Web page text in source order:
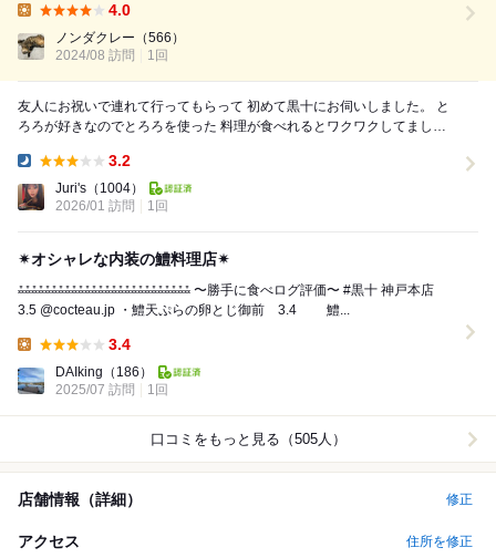
いただきQRコードでも注文できました。 私たちは自然薯若菜膳(2508円)
を注文。 メイ...
4.0
ノンダクレー （566）
2024/08 訪問
1回
友人にお祝いで連れて行ってもらって 初めて黒十にお伺いしました。 と
ろろが好きなのでとろろを使った 料理が食べれるとワクワクしてまし
3.2
Juri's （1004）
2026/01 訪問
1回
✴︎オシャレな内装の鱧料理店✴︎
⁂⁂⁂⁂⁂⁂⁂⁂⁂⁂⁂⁂⁂⁂⁂⁂⁂⁂⁂⁂⁂⁂⁂⁂⁂⁂ 〜勝手に食べログ評価〜 #黒十 神戸本店
3.5 @cocteau.jp ・鱧天ぷらの卵とじ御前 3.4 鱧...
3.4
DAIking （186）
2025/07 訪問
1回
口コミをもっと見る（505人）
店舗情報（詳細） 修正
アクセス 住所を修正